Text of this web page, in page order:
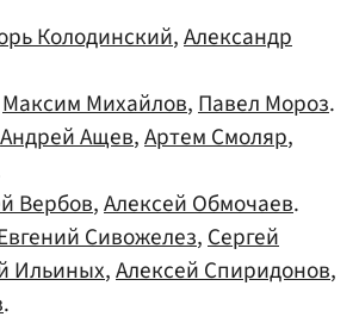
Колодинский,Александр
Максим Михайлов,Павел Мороз.
Андрей Ащев,Артем Смоляр,
Вербов,Алексей Обмочаев.
Сивожелез,Сергей
Ильиных,Алексей Спиридонов,
.